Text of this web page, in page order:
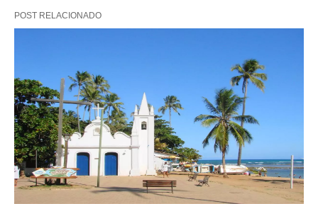
POST RELACIONADO